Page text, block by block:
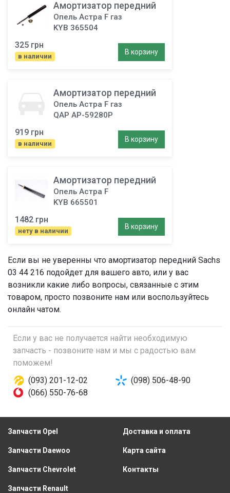
Амортизатор передний
Опель Астра F газ
KYB 365504
325 грн
в наличии
В корзину
Амортизатор передний
Опель Астра F газ
QAP AP-59280P
919 грн
в наличии
В корзину
Амортизатор передний
Опель Астра F
KYB 665501
1482 грн
нету в наличии
В корзину
Если вы не уверенны что амортизатор передний Sachs
03 44 216 подойдет для вашего авто, или у вас
возникли какие либо вопросы, связанные с этим
товаром, просто позвоните нам или воспользуйтесь
онлайн чатом.
Если у вас не получается найти необходимую
запчасть - позвоните нам и мы с радостью вам
поможем!
(093) 201-12-02
(098) 506-48-90
(066) 550-76-68
Запчасти Opel
Запчасти Daewoo
Запчасти Chevrolet
Запчасти Renault
Доставка и оплата
Карта сайта
Контакты